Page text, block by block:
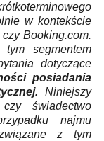
w kontekście
Booking.com.
segmentem
dotyczące
posiadania
Niniejszy
świadectwo
najmu
z tym